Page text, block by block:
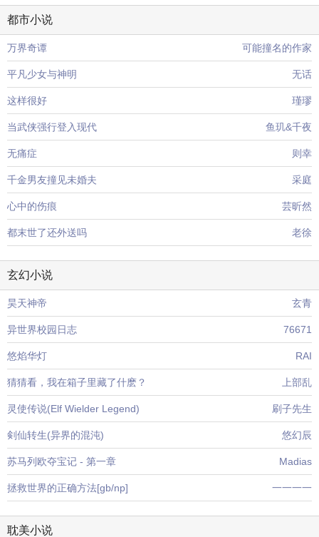
都市小说
万界奇谭 可能撞名的作家
平凡少女与神明 无话
这样很好 瑾璆
当武侠强行登入现代 鱼玑&千夜
无痛症 则幸
千金男友撞见未婚夫 采庭
心中的伤痕 芸昕然
都末世了还外送吗 老徐
玄幻小说
昊天神帝 玄青
异世界校园日志 76671
悠焰华灯 RAI
猜猜看，我在箱子里藏了什麽？ 上部乱
灵使传说(Elf Wielder Legend) 刷子先生
剣仙转生(异界的混沌) 悠幻辰
苏马列欧夺宝记 - 第一章 Madias
拯救世界的正确方法[gb/np] 一一一一
耽美小说